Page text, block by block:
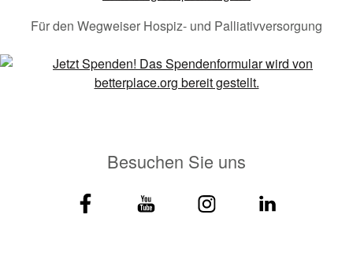
Für den Wegweiser Hospiz- und Palliativversorgung
Besuchen Sie uns